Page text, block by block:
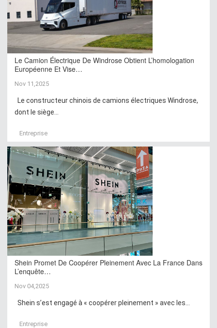
Le Camion Électrique De Windrose Obtient L’homologation
Européenne Et Vise…
Nov 11,2025
Le constructeur chinois de camions électriques Windrose,
dont le siège...
Entreprise
Shein Promet De Coopérer Pleinement Avec La France Dans
L’enquête…
Nov 04,2025
Shein s’est engagé à « coopérer pleinement » avec les...
Entreprise